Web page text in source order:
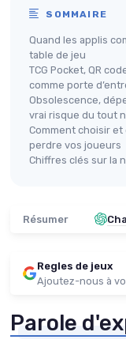
SOMMAIRE
Quand les applis
table de jeu
TCG Pocket, QR
comme porte
Obsolescence,
vrai risque du tout
Comment choisir
perdre vos joueurs
Chiffres clés sur la
Résumer
Regles de jeux
Ajoutez-nous à
Parole